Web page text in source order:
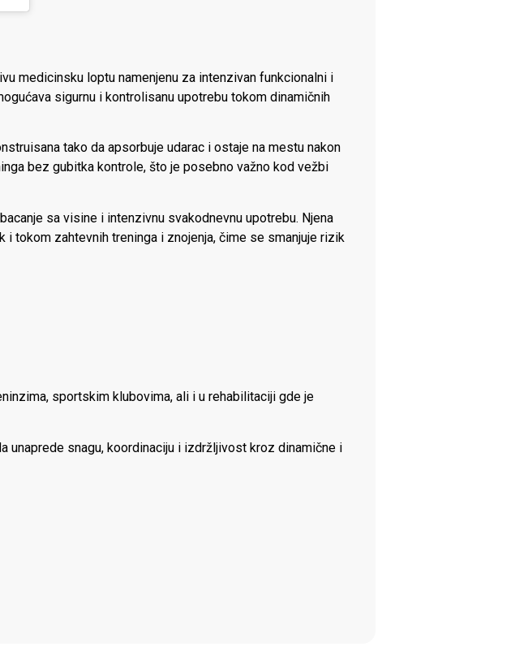
medicinsku loptu namenjenu za intenzivan funkcionalni i
sigurnu i kontrolisanu upotrebu tokom dinamičnih
tako da apsorbuje udarac i ostaje na mestu nakon
bez gubitka kontrole, što je posebno važno kod vežbi
sa visine i intenzivnu svakodnevnu upotrebu. Njena
tokom zahtevnih treninga i znojenja, čime se smanjuje rizik
sportskim klubovima, ali i u rehabilitaciji gde je
unaprede snagu, koordinaciju i izdržljivost kroz dinamične i